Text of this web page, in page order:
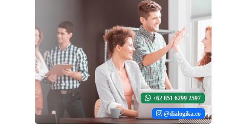
+62 851 6299 2597
@dialogika.co